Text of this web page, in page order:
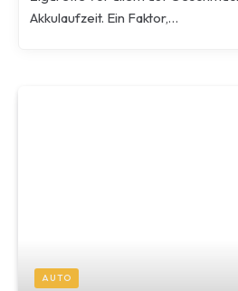
Akkulaufzeit. Ein Faktor,…
AUTO